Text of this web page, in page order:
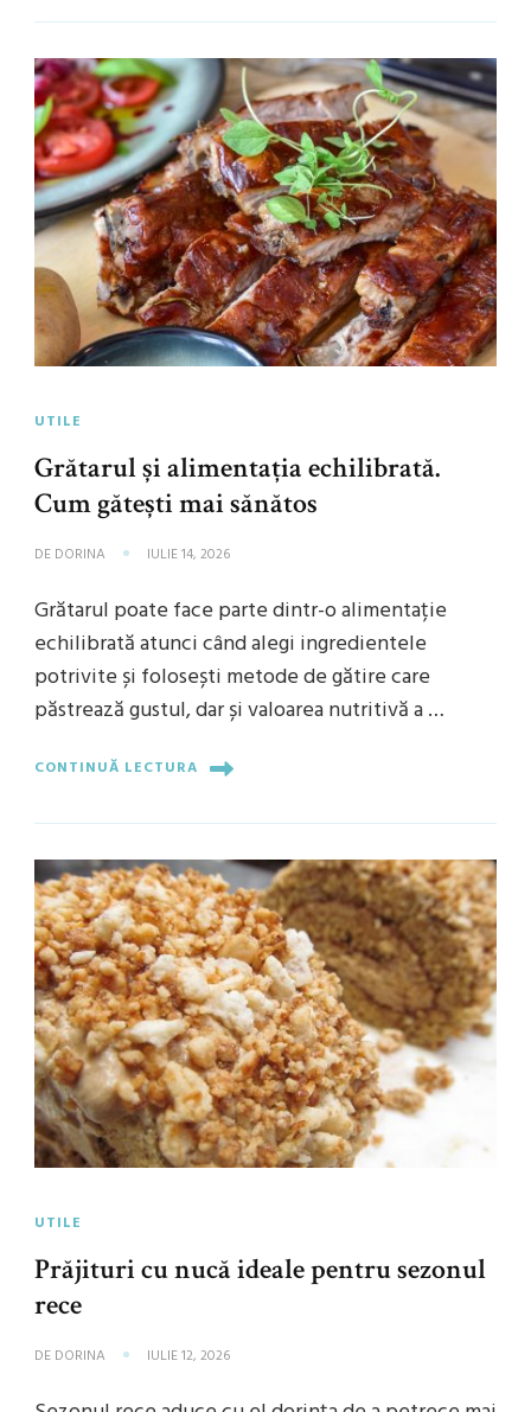
UTILE
Grătarul și alimentația echilibrată.
Cum gătești mai sănătos
DE DORINA IULIE 14, 2026
Grătarul poate face parte dintr-o alimentație
echilibrată atunci când alegi ingredientele
potrivite și folosești metode de gătire care
păstrează gustul, dar și valoarea nutritivă a …
CONTINUĂ LECTURA
UTILE
Prăjituri cu nucă ideale pentru sezonul
rece
DE DORINA IULIE 12, 2026